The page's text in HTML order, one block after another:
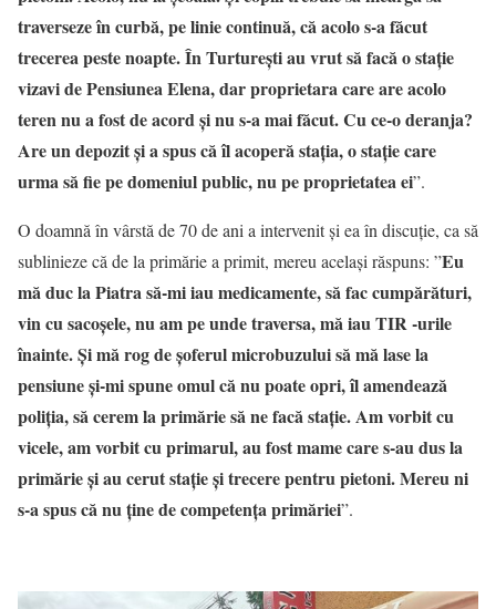
traverseze în curbă, pe linie continuă, că acolo s-a făcut
trecerea peste noapte. În Turturești au vrut să facă o stație
vizavi de Pensiunea Elena, dar proprietara care are acolo
teren nu a fost de acord și nu s-a mai făcut. Cu ce-o deranja?
Are un depozit și a spus că îl acoperă stația, o stație care
urma să fie pe domeniul public, nu pe proprietatea ei”.
O doamnă în vârstă de 70 de ani a intervenit și ea în discuție, ca să
sublinieze că de la primărie a primit, mereu același răspuns: ”Eu
mă duc la Piatra să-mi iau medicamente, să fac cumpărături,
vin cu sacoșele, nu am pe unde traversa, mă iau TIR -urile
înainte. Și mă rog de șoferul microbuzului să mă lase la
pensiune și-mi spune omul că nu poate opri, îl amendează
poliția, să cerem la primărie să ne facă stație. Am vorbit cu
vicele, am vorbit cu primarul, au fost mame care s-au dus la
primărie și au cerut stație și trecere pentru pietoni. Mereu ni
s-a spus că nu ține de competența primăriei”.